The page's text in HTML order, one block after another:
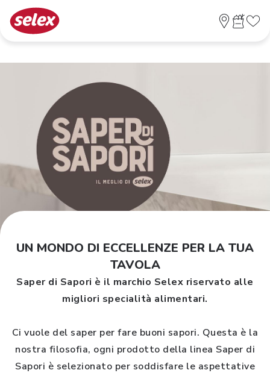
UN MONDO DI ECCELLENZE PER LA TUA
TAVOLA
Saper di Sapori è il marchio Selex riservato alle
migliori specialità alimentari.
Ci vuole del saper per fare buoni sapori. Questa è la
nostra filosofia, ogni prodotto della linea Saper di
Sapori è selezionato per soddisfare le aspettative